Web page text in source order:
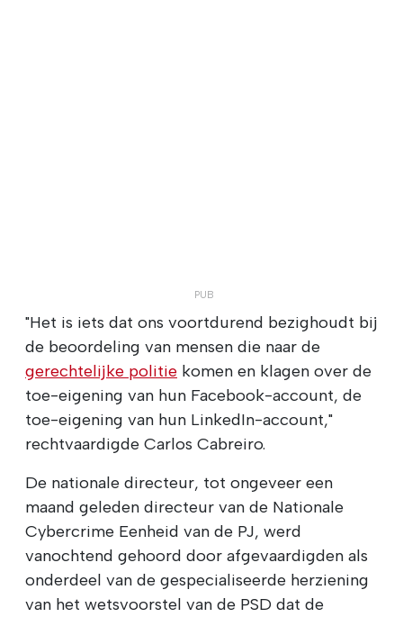
"Het is iets dat ons voortdurend bezighoudt bij
de beoordeling van mensen die naar de
gerechtelijke politie komen en klagen over de
toe-eigening van hun Facebook-account, de
toe-eigening van hun LinkedIn-account,"
rechtvaardigde Carlos Cabreiro.
De nationale directeur, tot ongeveer een
maand geleden directeur van de Nationale
Cybercrime Eenheid van de PJ, werd
vanochtend gehoord door afgevaardigden als
onderdeel van de gespecialiseerde herziening
van het wetsvoorstel van de PSD dat de